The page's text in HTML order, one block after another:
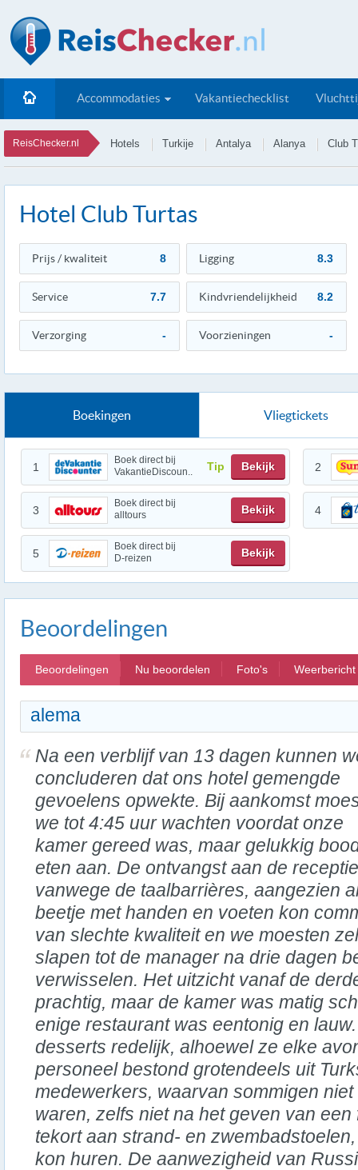
Accommodaties Vakantiechecklist
ReisChecker.nl Hotels Turkije Antalya Alanya Club
Hotel Club Turtas
Prijs / kwaliteit 8 Ligging 8.3
Service 7.7 Kindvriendelijkheid 8.2
Verzorging - Voorzieningen -
Boekingen Vliegtickets
1
Boek direct bij
VakantieDiscoun..
Tip Bekijk 2
3
Boek direct bij
alltours
Bekijk 4
5
Boek direct bij
D-reizen
Bekijk
Beoordelingen
Beoordelingen Nu beoordelen Foto's Weerbericht
alema
Na een verblijf van 13 dagen kunnen
concluderen dat ons hotel gemengde
gevoelens opwekte. Bij aankomst
we tot 4:45 uur wachten voordat onze
kamer gereed was, maar gelukkig
eten aan. De ontvangst aan de
vanwege de taalbarrières, aangezien
beetje met handen en voeten kon
van slechte kwaliteit en we moesten
slapen tot de manager na drie dagen
verwisselen. Het uitzicht vanaf de
prachtig, maar de kamer was matig
enige restaurant was eentonig en
desserts redelijk, alhoewel ze elke
personeel bestond grotendeels uit
medewerkers, waarvan sommigen
waren, zelfs niet na het geven van
tekort aan strand- en
kon huren. De aanwezigheid van